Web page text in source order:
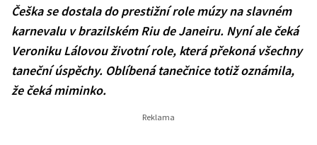
Češka se dostala do prestižní role múzy na slavném
karnevalu v brazilském Riu de Janeiru. Nyní ale čeká
Veroniku Lálovou životní role, která překoná všechny
taneční úspěchy. Oblíbená tanečnice totiž oznámila,
že čeká miminko.